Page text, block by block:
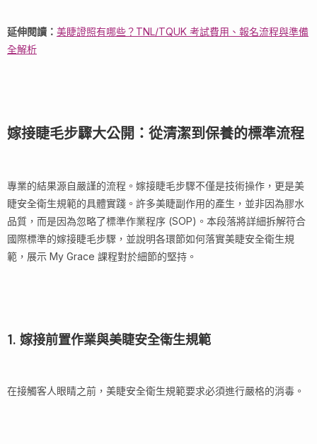
延伸閱讀： 美睫證照有哪些？TNL/TQUK 考試費用、報名流程與準備
全解析
嫁接睫毛步驟大公開：從清潔到保養的標準流程
專業的結果源自嚴謹的流程。嫁接睫毛步驟不僅是技術操作，更是美
睫安全衛生規範的具體實踐。許多美睫副作用的產生，並非因為膠水
品質，而是因為忽略了標準作業程序 (SOP)。本段落將詳細拆解符合
國際標準的嫁接睫毛步驟，並說明各環節如何落實美睫安全衛生規
範，展示 My Grace 課程對於細節的堅持。
1. 嫁接前置作業與美睫安全衛生規範
在接觸客人眼睛之前，美睫安全衛生規範要求必須進行嚴格的消毒。